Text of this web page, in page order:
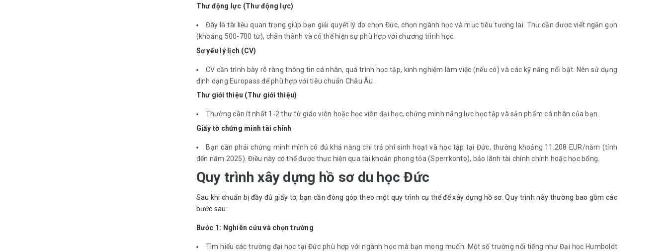
Thư động lực (Thư động lực)
Đây là tài liệu quan trọng giúp bạn giải quyết lý do chọn Đức, chọn ngành học và mục tiêu tương lai. Thư cần được viết ngắn gọn
(khoảng 500-700 từ), chân thành và có thể hiện sự phù hợp với chương trình học.
Sơ yếu lý lịch (CV)
CV cần trình bày rõ ràng thông tin cá nhân, quá trình học tập, kinh nghiệm làm việc (nếu có) và các kỹ năng nổi bật. Nên sử dụng
định dạng Europass để phù hợp với tiêu chuẩn Châu Âu.
Thư giới thiệu (Thư giới thiệu)
Thường cần ít nhất 1-2 thư từ giáo viên hoặc học viên đại học, chứng minh năng lực học tập và sản phẩm cá nhân của bạn.
Giấy tờ chứng minh tài chính
Bạn cần phải chứng minh mình có đủ khả năng chi trả phí sinh hoạt và học tập tại Đức, thường khoảng 11,208 EUR/năm (tính
đến năm 2025). Điều này có thể được thực hiện qua tài khoản phong tỏa (Sperrkonto), bảo lãnh tài chính chính hoặc học bổng.
Quy trình xây dựng hồ sơ du học Đức
Sau khi chuẩn bị đầy đủ giấy tờ, bạn cần đóng góp theo một quy trình cụ thể để xây dựng hồ sơ. Quy trình này thường bao gồm các
bước sau:
Bước 1: Nghiên cứu và chọn trường
Tìm hiểu các trường đại học tại Đức phù hợp với ngành học mà bạn mong muốn. Một số trường nổi tiếng như Đại học Humboldt